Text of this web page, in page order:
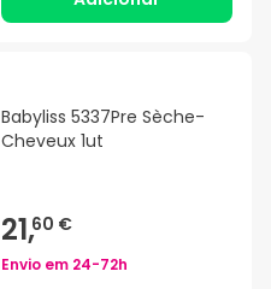
Babyliss 5337Pre Sèche-
Cheveux 1ut
21,60 €
Envio em 24-72h